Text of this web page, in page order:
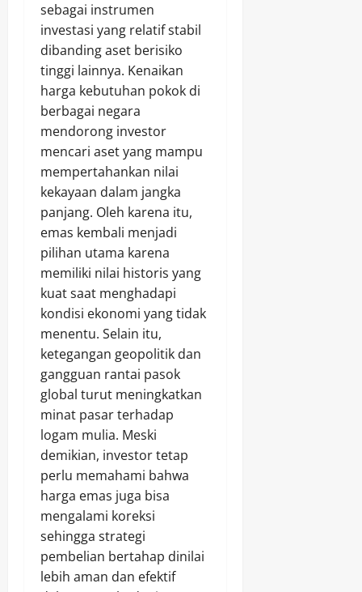
sebagai instrumen
investasi yang relatif stabil
dibanding aset berisiko
tinggi lainnya. Kenaikan
harga kebutuhan pokok di
berbagai negara
mendorong investor
mencari aset yang mampu
mempertahankan nilai
kekayaan dalam jangka
panjang. Oleh karena itu,
emas kembali menjadi
pilihan utama karena
memiliki nilai historis yang
kuat saat menghadapi
kondisi ekonomi yang tidak
menentu. Selain itu,
ketegangan geopolitik dan
gangguan rantai pasok
global turut meningkatkan
minat pasar terhadap
logam mulia. Meski
demikian, investor tetap
perlu memahami bahwa
harga emas juga bisa
mengalami koreksi
sehingga strategi
pembelian bertahap dinilai
lebih aman dan efektif